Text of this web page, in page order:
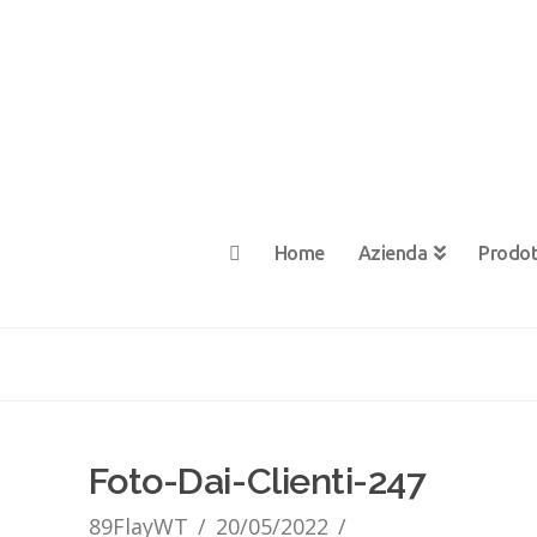
Home Azienda
Foto-Dai-Clienti-247
89FlayWT 20/05/2022